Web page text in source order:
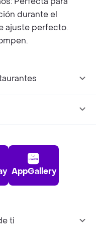
durante el
ajuste perfecto.
AppGallery
ti